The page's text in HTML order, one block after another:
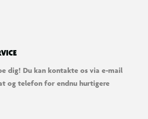
dig! Du kan kontakte os via e-mail
og telefon for endnu hurtigere